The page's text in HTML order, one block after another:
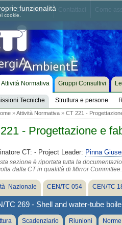
Dove siamo
Attività Normativa
Tecniche Struttura e persone
Gruppi Consultivi
»Attività Normativa» CT 221 -
- Progettazione e
CT: - Project Leader: Pinna
sezione è riportata tutta la
dalla CT in qualittà di Mirror Committee.
Nazionale CEN/TC 054 CEN/TC
TC 269 - Shell and water-tube
Scadenziario Riunioni
funzionalità
cookie.